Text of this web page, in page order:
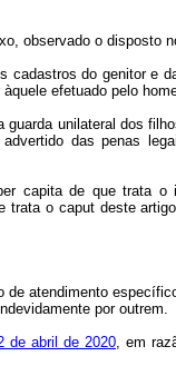
observado o disposto
do genitor e
efetuado pelo
unilateral dos
das penas
capitade que trata o
trata o caputdeste
de atendimento
por outrem.
de abril de 2020, em